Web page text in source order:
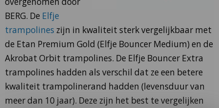
BERG. De Elfje
trampolines zijn in kwaliteit sterk vergelijkbaar met
de Etan Premium Gold (Elfje Bouncer Medium) en de
Akrobat Orbit trampolines. De Elfje Bouncer Extra
trampolines hadden als verschil dat ze een betere
kwaliteit trampolinerand hadden (levensduur van
meer dan 10 jaar). Deze zijn het best te vergelijken